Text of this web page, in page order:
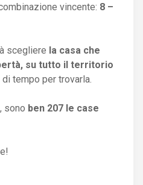
combinazione vincente: 8 –
scegliere la casa che
su tutto il territorio
di tempo per trovarla.
sono ben 207 le case